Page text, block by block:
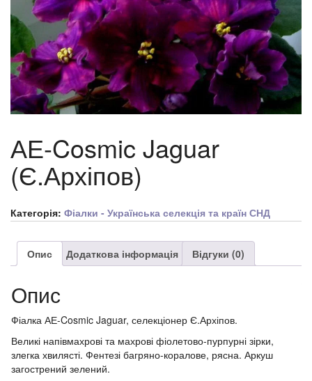
АЕ-Cosmic Jaguar
(Є.Архіпов)
Категорія: Фіалки - Українська селекція та країн СНД
Опис Додаткова інформація Відгуки (0)
Опис
Фіалка АЕ-Cosmic Jaguar, селекціонер Є.Архіпов.
Великі напівмахрові та махрові фіолетово-пурпурні зірки,
злегка хвилясті. Фентезі багряно-коралове, рясна. Аркуш
загострений зелений.